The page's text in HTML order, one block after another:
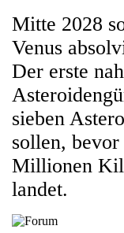
Mitte 2028
Venus
Der erste
sieben
sollen,
Millionen
landet.